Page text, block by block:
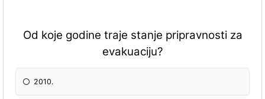
Od koje godine traje stanje pripravnosti za
evakuaciju?
2010.